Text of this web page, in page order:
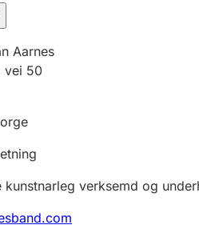
Aarnes
vei 50
kunstnarleg verksemd og